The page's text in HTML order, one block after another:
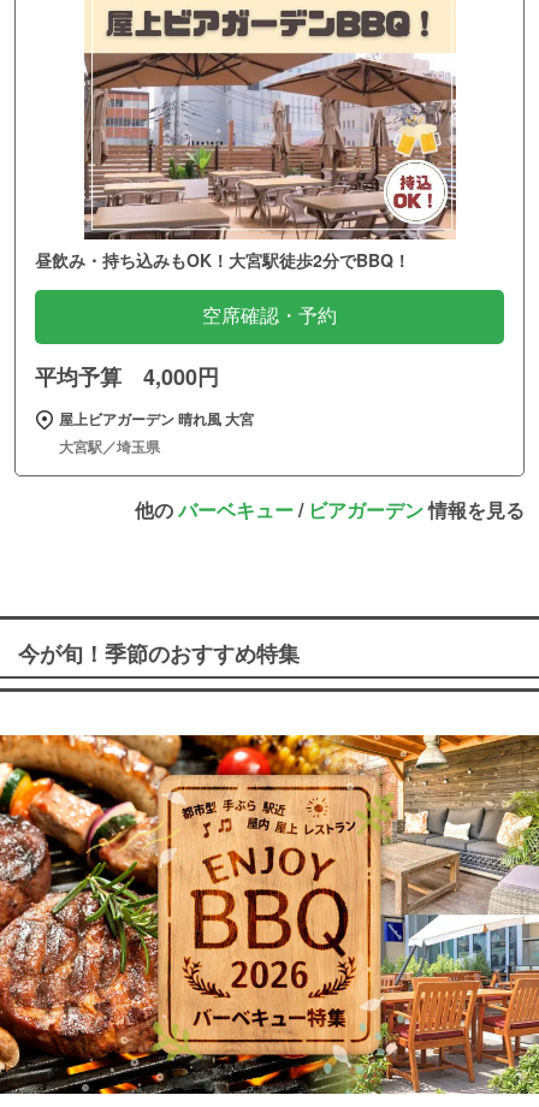
昼飲み・持ち込みもOK！大宮駅徒歩2分でBBQ！
空席確認・予約
平均予算 4,000円
屋上ビアガーデン 晴れ風 大宮
大宮駅／埼玉県
他のバーベキュー/ ビアガーデン情報を見る
今が旬！季節のおすすめ特集